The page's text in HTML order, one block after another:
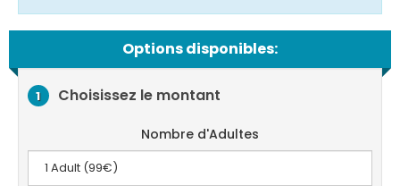
Options disponibles:
1 Choisissez le montant
Nombre d'Adultes